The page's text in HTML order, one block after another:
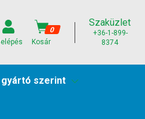
0
Kosár
Szaküzlet
+36-1-899-
8374
szerint